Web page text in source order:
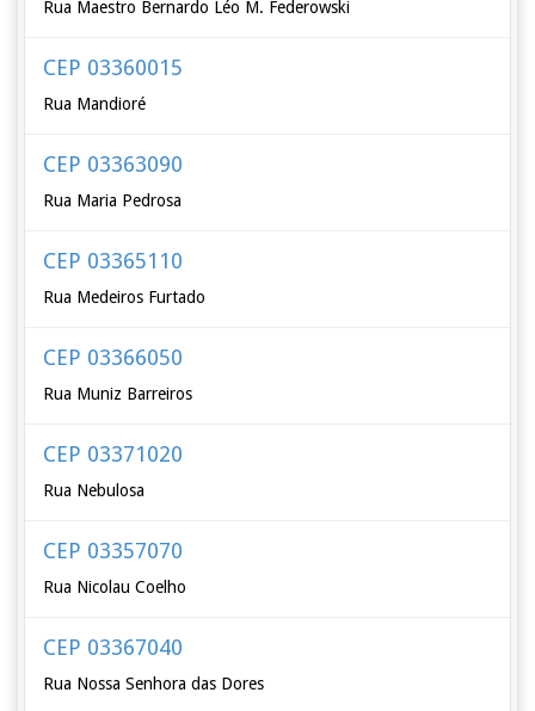
Rua Maestro Bernardo Léo M. Federowski
CEP 03360015
Rua Mandioré
CEP 03363090
Rua Maria Pedrosa
CEP 03365110
Rua Medeiros Furtado
CEP 03366050
Rua Muniz Barreiros
CEP 03371020
Rua Nebulosa
CEP 03357070
Rua Nicolau Coelho
CEP 03367040
Rua Nossa Senhora das Dores